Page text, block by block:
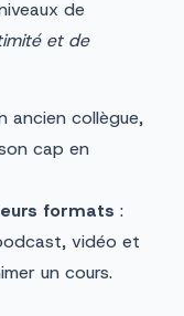
de
et de
ancien collègue,
cap en
formats :
vidéo et
un cours.